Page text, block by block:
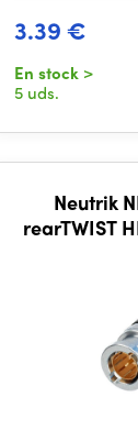
3.39 €
En stock >
5 uds.
Neutrik
rearTWIST